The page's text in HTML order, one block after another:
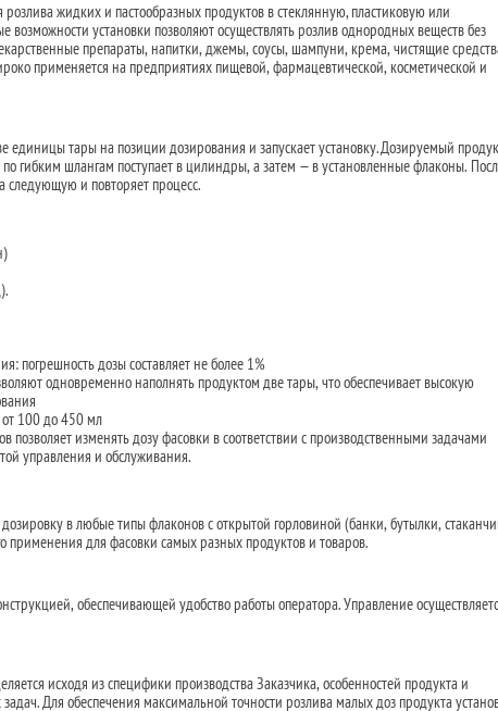
жидких и пастообразных продуктов в стеклянную, пластиковую или
возможности установки позволяют осуществлять розлив однородных веществ без
препараты, напитки, джемы, соусы, шампуни, крема, чистящие
применяется на предприятиях пищевой, фармацевтической, косметической и
единицы тары на позиции дозирования и запускает установку. Дозируемый
по гибким шлангам поступает в цилиндры, а затем — в установленные флаконы.
следующую и повторяет процесс.
погрешность дозы составляет не более 1%
одновременно наполнять продуктом две тары, что обеспечивает высокую
от 100 до 450 мл
позволяет изменять дозу фасовки в соответствии с производственными задачами
управления и обслуживания.
в любые типы флаконов с открытой горловиной (банки, бутылки,
применения для фасовки самых разных продуктов и товаров.
обеспечивающей удобство работы оператора. Управление
исходя из специфики производства Заказчика, особенностей продукта и
Для обеспечения максимальной точности розлива малых доз продукта